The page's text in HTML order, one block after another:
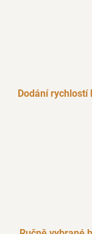
Dodání rychlostí